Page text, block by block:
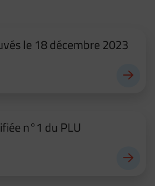
le 18 décembre 2023
n°1 du PLU